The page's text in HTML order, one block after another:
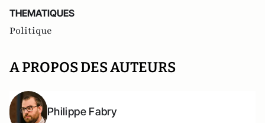
THEMATIQUES
Politique
A PROPOS DES AUTEURS
Philippe Fabry